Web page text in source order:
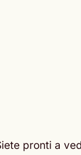
pronti a